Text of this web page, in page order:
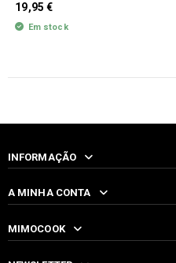
19,95 €
Em stock
INFORMAÇÃO
A MINHA CONTA
MIMOCOOK